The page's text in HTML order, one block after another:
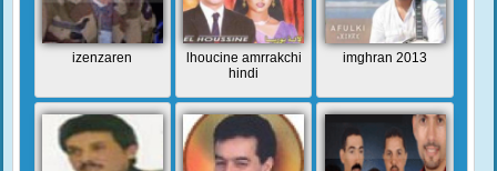
izenzaren
lhoucine amrrakchi
hindi
imghran 2013